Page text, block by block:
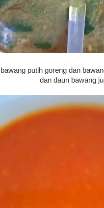
putih goreng dan
dan daun bawang